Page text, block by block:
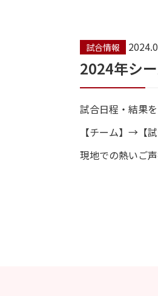
試合情報
2024年シ
試合日程・結果
【チーム】→【
現地での熱いご